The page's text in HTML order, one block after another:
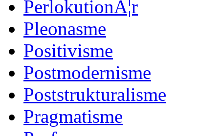
PerlokutionÃ¦r
Pleonasme
Positivisme
Postmodernisme
Poststrukturalisme
Pragmatisme